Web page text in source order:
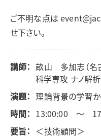
ご不明な点は
せ下さい。
講師： 畝山 多加志（名
科学専攻 ナノ解
演題： 理論背景の学習
時間： 13:00:00 ～
要旨： ＜技術顧問＞